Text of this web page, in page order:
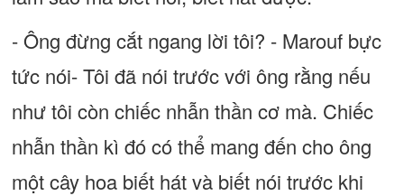
- Ông đừng cắt ngang lời tôi? - Marouf bực
tức nói- Tôi đã nói trước với ông rằng nếu
như tôi còn chiếc nhẫn thần cơ mà. Chiếc
nhẫn thần kì đó có thể mang đến cho ông
một cây hoa biết hát và biết nói trước khi